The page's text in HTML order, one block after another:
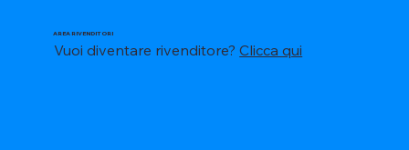
AREA RIVENDITORI
Vuoi diventare rivenditore?Clicca qui